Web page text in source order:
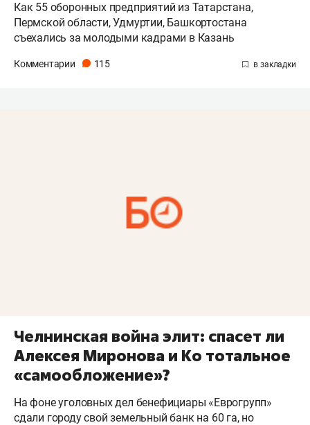
Как 55 оборонных предприятий из Татарстана,
Пермской области, Удмуртии, Башкортостана
съехались за молодыми кадрами в Казань
Комментарии 115
Челнинская война элит: спасет ли
Алексея Миронова и Ко тотальное
«самообложение»?
На фоне уголовных дел бенефициары «Еврогрупп»
сдали городу свой земельный банк на 60 га, но